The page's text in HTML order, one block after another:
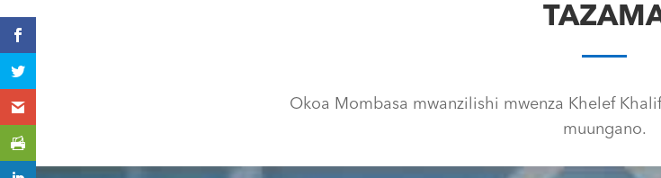
Okoa Mombasa mwanzilishi mwenza Khelef
muungano.